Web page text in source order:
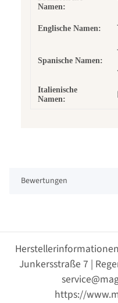
Namen:
Englische Namen:
Spanische Namen:
Italienische
Namen:
Bewertungen
Junkersstraße 7 |
https://